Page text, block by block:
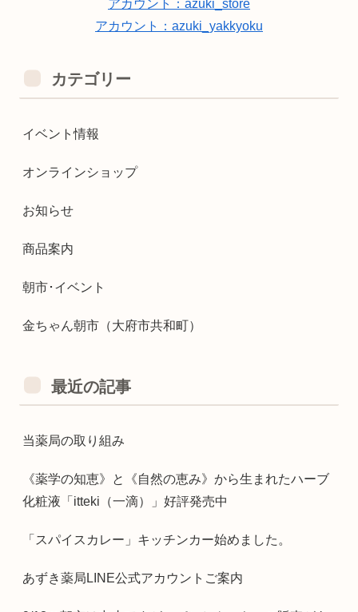
アカウント：azuki_store
アカウント：azuki_yakkyoku
カテゴリー
イベント情報
オンラインショップ
お知らせ
商品案内
朝市･イベント
金ちゃん朝市（大府市共和町）
最近の記事
当薬局の取り組み
《薬学の知恵》と《自然の恵み》から生まれたハーブ
化粧液「itteki（一滴）」好評発売中
「スパイスカレー」キッチンカー始めました。
あずき薬局LINE公式アカウントご案内